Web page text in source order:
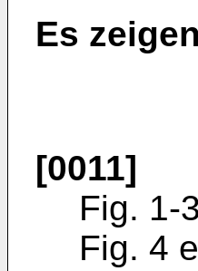
Es
[0011]
Fig. 1-
Fig. 4